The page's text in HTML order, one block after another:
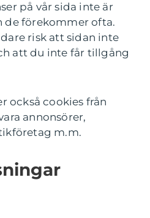
på vår sida inte är
de förekommer ofta.
risk att sidan inte
att du inte får tillgång
också cookies från
annonsörer,
m.m.